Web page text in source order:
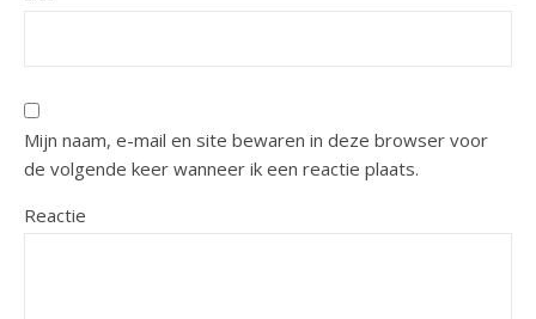
Mijn naam, e-mail en site bewaren in deze browser voor
de volgende keer wanneer ik een reactie plaats.
Reactie